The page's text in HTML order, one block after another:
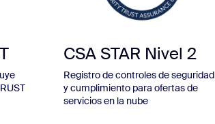
CSA STAR Nivel 2
Registro de controles de seguridad
y cumplimiento para ofertas de
servicios en la nube